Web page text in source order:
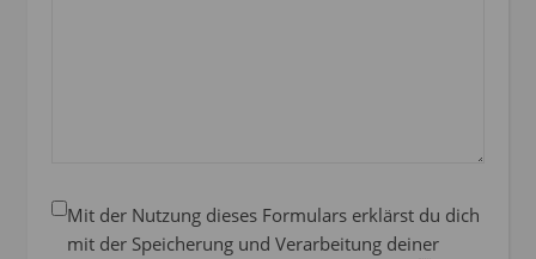
Mit der Nutzung dieses Formulars erklärst du dich
mit der Speicherung und Verarbeitung deiner